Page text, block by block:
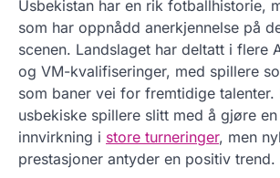
Usbekistan har en rik fotballhistorie,
som har oppnådd anerkjennelse på
scenen. Landslaget har deltatt i flere
og VM-kvalifiseringer, med spillere
som baner vei for fremtidige talenter.
usbekiske spillere slitt med å gjøre
innvirkning i store turneringer, men
prestasjoner antyder en positiv trend.